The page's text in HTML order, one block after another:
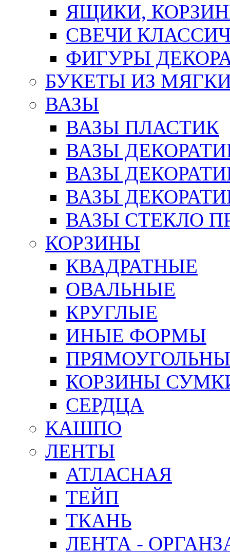
ЯЩИКИ,
СВЕЧИ
ФИГУРЫ
БУКЕТЫ ИЗ
ВАЗЫ
ВАЗЫ ПЛАСТИК
ВАЗЫ
ВАЗЫ
ВАЗЫ
ВАЗЫ СТЕКЛО
КОРЗИНЫ
КВАДРАТНЫЕ
ОВАЛЬНЫЕ
КРУГЛЫЕ
ИНЫЕ ФОРМЫ
КОРЗИНЫ
СЕРДЦА
КАШПО
ЛЕНТЫ
АТЛАСНАЯ
ТЕЙП
ТКАНЬ
ЛЕНТА -